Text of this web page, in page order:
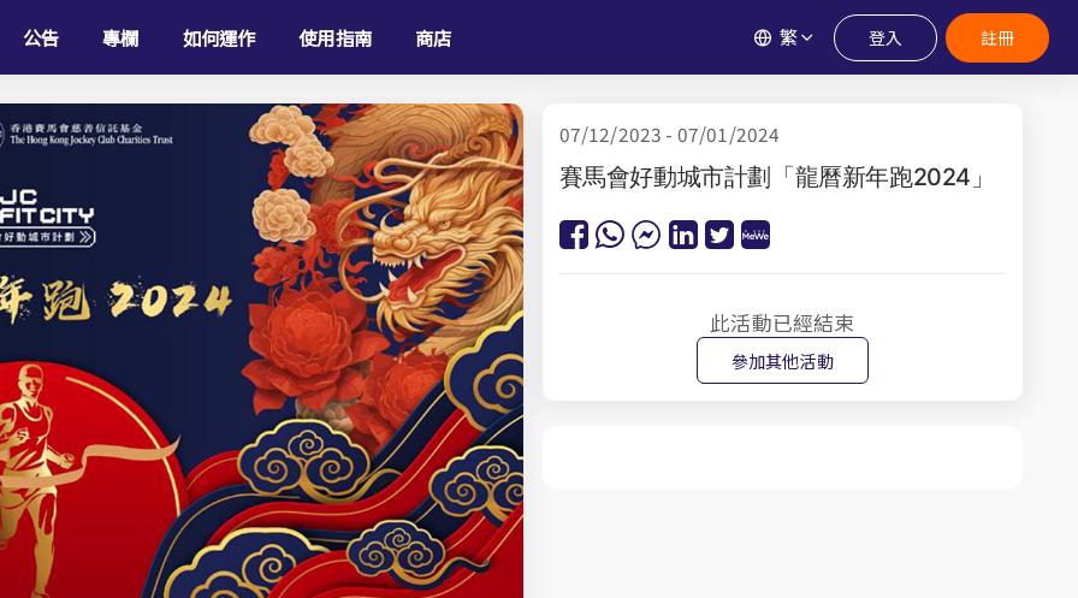
公告 專欄 如何運作 使用指南 商店 繁 登入 註冊
07/12/2023 - 07/01/2024
賽馬會好動城市計劃「龍曆新年跑2024」
此活動已經結束
參加其他活動